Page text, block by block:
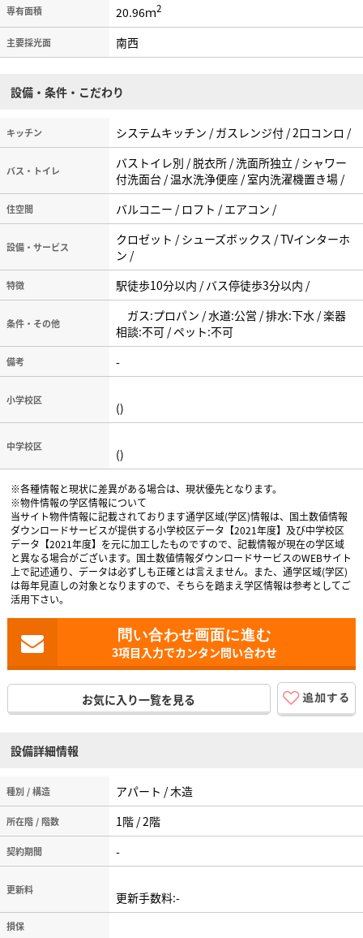
専有面積 20.96ｍ2
主要採光面 南西
設備・条件・こだわり
キッチン システムキッチン / ガスレンジ付 / 2口コンロ /
バス・トイレ
バストイレ別 / 脱衣所 / 洗面所独立 / シャワー
付洗面台 / 温水洗浄便座 / 室内洗濯機置き場 /
住空間 バルコニー / ロフト / エアコン /
設備・サービス
クロゼット / シューズボックス / TVインターホ
ン /
特徴 駅徒歩10分以内 / バス停徒歩3分以内 /
条件・その他
ガス:プロパン / 水道:公営 / 排水:下水 / 楽器
相談:不可 / ペット:不可
備考 -
小学校区 ()
中学校区 ()
※各種情報と現状に差異がある場合は、現状優先となります。
※物件情報の学区情報について
当サイト物件情報に記載されております通学区域(学区)情報は、国土数値情報
ダウンロードサービスが提供する小学校区データ【2021年度】及び中学校区
データ【2021年度】を元に加工したものですので、記載情報が現在の学区域
と異なる場合がございます。国土数値情報ダウンロードサービスのWEBサイト
上で記述通り、データは必ずしも正確とは言えません。また、通学区域(学区)
は毎年見直しの対象となりますので、そちらを踏まえ学区情報は参考としてご
活用下さい。
3項目入力でカンタン問い合わせ
お気に入り一覧を見る
設備詳細情報
種別 / 構造 アパート / 木造
所在階 / 階数 1階 / 2階
契約期間 -
更新料 更新手数料:-
損保